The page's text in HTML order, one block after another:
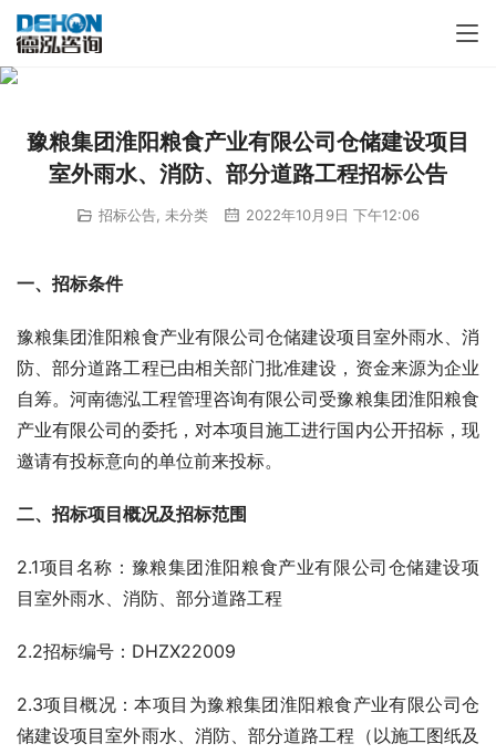
豫粮集团淮阳粮食产业有限公司仓储建设项目
室外雨水、消防、部分道路工程招标公告
招标公告 未分类 2022年10月9日 下午12:06
一、招标条件
豫粮集团淮阳粮食产业有限公司仓储建设项目室外雨水、消
防、部分道路工程已由相关部门批准建设，资金来源为企业
自筹。河南德泓工程管理咨询有限公司受豫粮集团淮阳粮食
产业有限公司的委托，对本项目施工进行国内公开招标，现
邀请有投标意向的单位前来投标。
二、招标项目概况及招标范围
2.1项目名称：豫粮集团淮阳粮食产业有限公司仓储建设项
目室外雨水、消防、部分道路工程
2.2招标编号：DHZX22009
2.3项目概况：本项目为豫粮集团淮阳粮食产业有限公司仓
储建设项目室外雨水、消防、部分道路工程（以施工图纸及